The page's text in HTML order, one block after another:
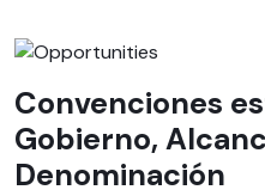
Convenciones
Gobierno,
Denominación